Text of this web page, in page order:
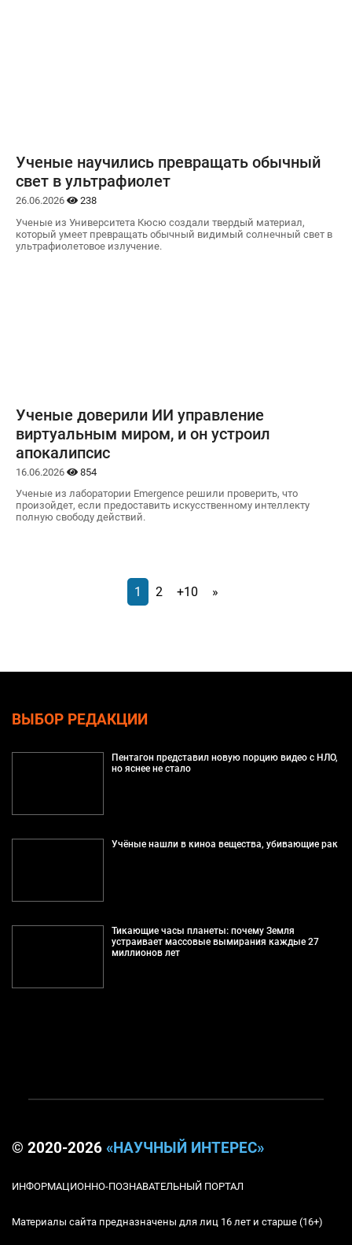
Ученые научились превращать обычный
свет в ультрафиолет
26.06.2026
238
Ученые из Университета Кюсю создали твердый материал,
который умеет превращать обычный видимый солнечный свет в
ультрафиолетовое излучение.
Ученые доверили ИИ управление
виртуальным миром, и он устроил
апокалипсис
16.06.2026
854
Ученые из лаборатории Emergence решили проверить, что
произойдет, если предоставить искусственному интеллекту
полную свободу действий.
1 2 +10 »
ВЫБОР РЕДАКЦИИ
Пентагон представил новую порцию видео с НЛО,
но яснее не стало
Учёные нашли в киноа вещества, убивающие рак
Тикающие часы планеты: почему Земля
устраивает массовые вымирания каждые 27
миллионов лет
© 2020-2026 «НАУЧНЫЙ ИНТЕРЕС»
ИНФОРМАЦИОННО-ПОЗНАВАТЕЛЬНЫЙ ПОРТАЛ
Материалы сайта предназначены для лиц 16 лет и старше (16+)